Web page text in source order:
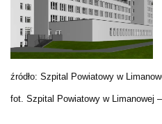
źródło: Szpital Powiatowy w
fot. Szpital Powiatowy w Limanowej